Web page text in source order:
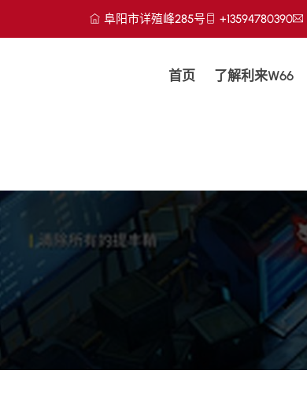
阜阳市详殖峰285号 +13594780390
首页 了解利来w66